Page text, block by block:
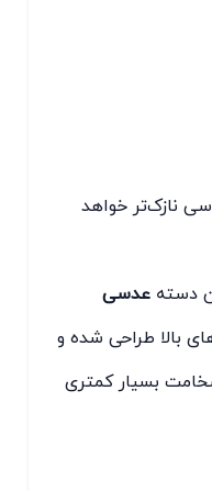
نازک‌تر خواهد
دسته عدسی
بالا طراحی شده و
بسیار کمتری